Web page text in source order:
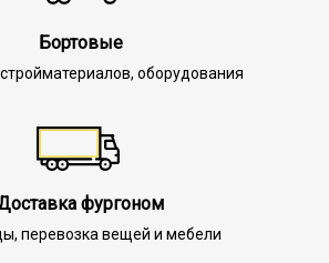
Бортовые
оборудования
фургоном
перевозка вещей и мебели